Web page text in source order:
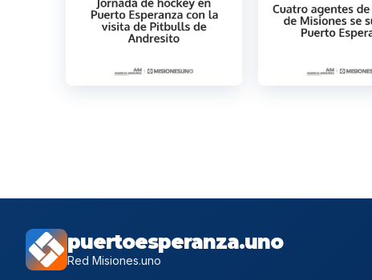
puertoesperanza.uno
Red Misiones.uno